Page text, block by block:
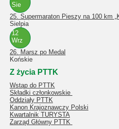
Sie
25. Supermaraton Pieszy na 100 km
Sielpia
12
Wrz
26. Marsz po Medal
Końskie
Z życia PTTK
Wstąp do PTTK
Składki członkowskie
Oddziały PTTK
Kanon Krajoznawczy Polski
Kwartalnik TURYSTA
Zarząd Główny PTTK